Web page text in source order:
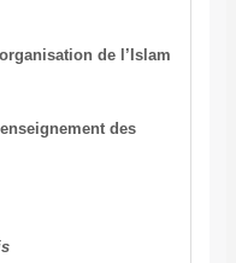
de l’Islam
des